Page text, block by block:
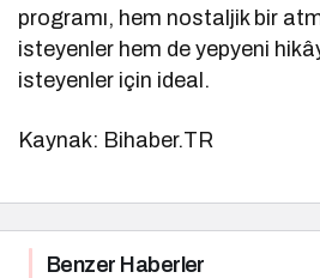
programı, hem nostaljik bir
isteyenler hem de yepyeni
isteyenler için ideal.
Kaynak: Bihaber.TR
Benzer Haberler